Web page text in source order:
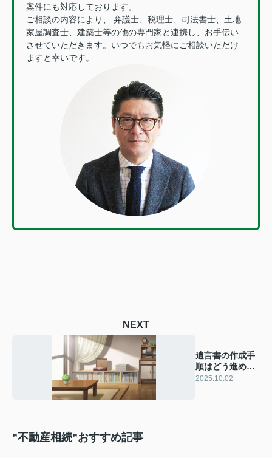
案件にも対応しております。
ご相談の内容により、 弁護士、税理士、司法書士、土地
家屋調査士、建築士等の他の専門家と連携し、お手伝い
させていただきます。いつでもお気軽にご相談いただけ
ますと幸いです。
NEXT
遺言書の作成手
順はどう進め
る？注意点も合
2025.10.02
”不動産相続”おすすめ記事